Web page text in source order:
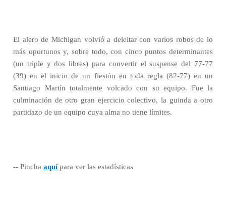
El alero de Michigan volvió a deleitar con varios robos de lo
más oportunos y, sobre todo, con cinco puntos determinantes
(un triple y dos libres) para convertir el suspense del 77-77
(39) en el inicio de un fiestón en toda regla (82-77) en un
Santiago Martín totalmente volcado con su equipo. Fue la
culminación de otro gran ejercicio colectivo, la guinda a otro
partidazo de un equipo cuya alma no tiene límites.
-- Pincha aquípara ver las estadísticas